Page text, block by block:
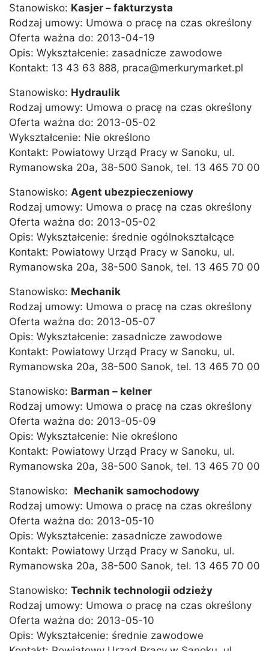
Stanowisko: Kasjer – fakturzysta
Rodzaj umowy: Umowa o pracę na czas określony
Oferta ważna do: 2013-04-19
Opis: Wykształcenie: zasadnicze zawodowe
Kontakt: 13 43 63 888, praca@merkurymarket.pl
Stanowisko: Hydraulik
Rodzaj umowy: Umowa o pracę na czas określony
Oferta ważna do: 2013-05-02
Wykształcenie: Nie określono
Kontakt: Powiatowy Urząd Pracy w Sanoku, ul.
Rymanowska 20a, 38-500 Sanok, tel. 13 465 70 00
Stanowisko: Agent ubezpieczeniowy
Rodzaj umowy: Umowa o pracę na czas określony
Oferta ważna do: 2013-05-02
Opis: Wykształcenie: średnie ogólnokształcące
Kontakt: Powiatowy Urząd Pracy w Sanoku, ul.
Rymanowska 20a, 38-500 Sanok, tel. 13 465 70 00
Stanowisko: Mechanik
Rodzaj umowy: Umowa o pracę na czas określony
Oferta ważna do: 2013-05-07
Opis: Wykształcenie: zasadnicze zawodowe
Kontakt: Powiatowy Urząd Pracy w Sanoku, ul.
Rymanowska 20a, 38-500 Sanok, tel. 13 465 70 00
Stanowisko: Barman – kelner
Rodzaj umowy: Umowa o pracę na czas określony
Oferta ważna do: 2013-05-09
Opis: Wykształcenie: Nie określono
Kontakt: Powiatowy Urząd Pracy w Sanoku, ul.
Rymanowska 20a, 38-500 Sanok, tel. 13 465 70 00
Stanowisko: Mechanik samochodowy
Rodzaj umowy: Umowa o pracę na czas określony
Oferta ważna do: 2013-05-10
Opis: Wykształcenie: zasadnicze zawodowe
Kontakt: Powiatowy Urząd Pracy w Sanoku, ul.
Rymanowska 20a, 38-500 Sanok, tel. 13 465 70 00
Stanowisko: Technik technologii odzieży
Rodzaj umowy: Umowa o pracę na czas określony
Oferta ważna do: 2013-05-10
Opis: Wykształcenie: średnie zawodowe